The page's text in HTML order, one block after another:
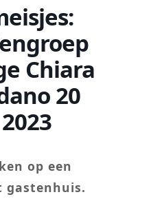
Chiara
20
op een
gastenhuis.